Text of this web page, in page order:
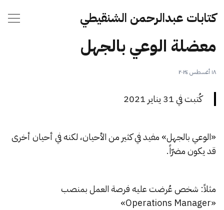
كتابات عبدالرحمن الشنقيطي
معضلة الوعي بالجهل
١٨ أغسطس ٢٠٢٤
كُتبت في 31 يناير 2021
«الوعي بالجهل» مفيد في كثير من الأحيان، لكنه في أحيان أخرى
قد يكون مضرّاً.
مثلاً: شخص عُرضت عليه فرصة العمل بمنصب
«Operations Manager»